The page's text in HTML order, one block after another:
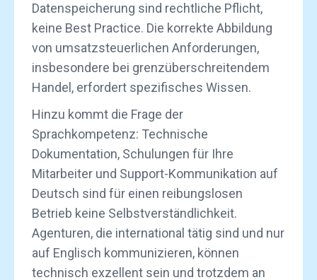
Datenspeicherung sind rechtliche Pflicht,
keine Best Practice. Die korrekte Abbildung
von umsatzsteuerlichen Anforderungen,
insbesondere bei grenzüberschreitendem
Handel, erfordert spezifisches Wissen.
Hinzu kommt die Frage der
Sprachkompetenz: Technische
Dokumentation, Schulungen für Ihre
Mitarbeiter und Support-Kommunikation auf
Deutsch sind für einen reibungslosen
Betrieb keine Selbstverständlichkeit.
Agenturen, die international tätig sind und nur
auf Englisch kommunizieren, können
technisch exzellent sein und trotzdem an